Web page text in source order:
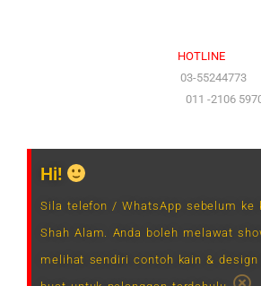
HOTLINE
03-55244773
011 -2106
Hi!
Sila telefon / WhatsApp sebelum ke
Shah Alam. Anda boleh melawat
melihat sendiri contoh kain &